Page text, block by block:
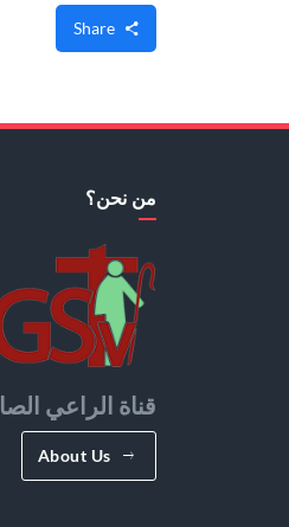
من نحن؟
قناة الراعي
About Us